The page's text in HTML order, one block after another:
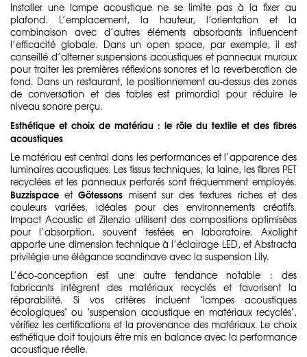
Installer une lampe acoustique ne se limite pas à la fixer au
plafond. L’emplacement, la hauteur, l’orientation et la
combinaison avec d’autres éléments absorbants influencent
l’efficacité globale. Dans un open space, par exemple, il est
conseillé d’alterner suspensions acoustiques et panneaux muraux
pour traiter les premières réflexions sonores et la reverberation de
fond. Dans un restaurant, le positionnement au-dessus des zones
de conversation et des tables est primordial pour réduire le
niveau sonore perçu.
Esthétique et choix de matériau : le rôle du textile et des fibres
acoustiques
Le matériau est central dans les performances et l’apparence des
luminaires acoustiques. Les tissus techniques, la laine, les fibres PET
recyclées et les panneaux perforés sont fréquemment employés.
Buzzispace etGötessons misent sur des textures riches et des
couleurs variées, idéales pour des environnements créatifs.
Impact Acoustic et Zilenzio utilisent des compositions optimisées
pour l’absorption, souvent testées en laboratoire. Axolight
apporte une dimension technique à l’éclairage LED, et Abstracta
privilégie une élégance scandinave avec la suspension Lily.
L’éco-conception est une autre tendance notable : des
fabricants intègrent des matériaux recyclés et favorisent la
réparabilité. Si vos critères incluent "lampes acoustiques
écologiques" ou "suspension acoustique en matériaux recyclés",
vérifiez les certifications et la provenance des matériaux. Le choix
esthétique doit toujours être mis en balance avec la performance
acoustique réelle.